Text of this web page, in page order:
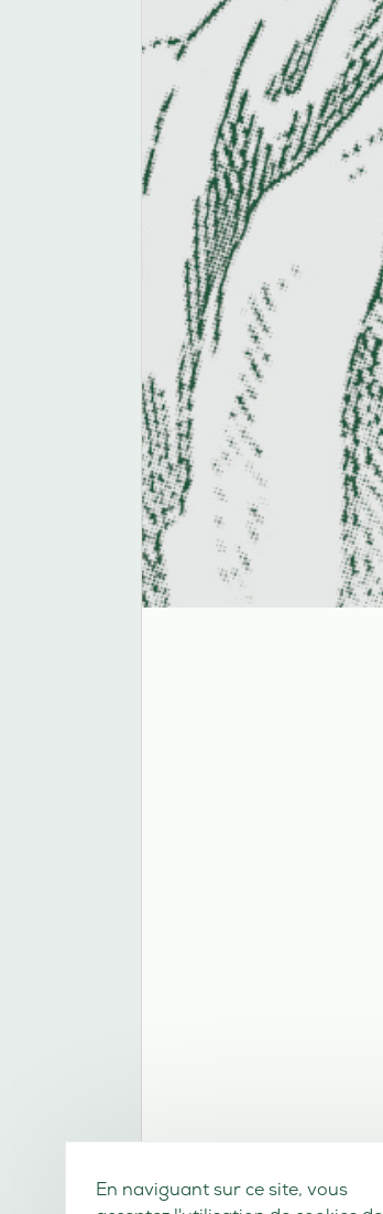
En naviguant sur ce site, vous